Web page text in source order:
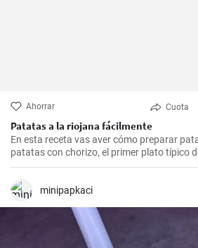
Ahorrar Cuota
Patatas a la riojana fácilmente
En esta receta vas aver cómo preparar
patatas con chorizo, el primer plato típico
de La Rioja.
minipapkaci